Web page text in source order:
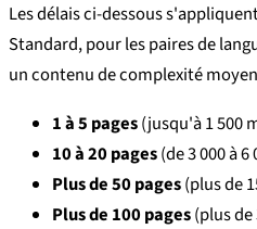
Les délais ci-dessous
Standard, pour les paires de
un contenu de complexité
1 à 5 pages(jusqu'à 1 500
10 à 20 pages(de 3 000 à
Plus de 50 pages(plus de
Plus de 100 pages(plus